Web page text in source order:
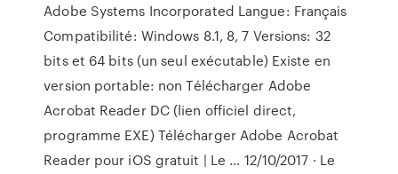
Adobe Systems Incorporated Langue: Français
Compatibilité: Windows 8.1, 8, 7 Versions: 32
bits et 64 bits (un seul exécutable) Existe en
version portable: non Télécharger Adobe
Acrobat Reader DC (lien officiel direct,
programme EXE) Télécharger Adobe Acrobat
Reader pour iOS gratuit | Le ... 12/10/2017 · Le